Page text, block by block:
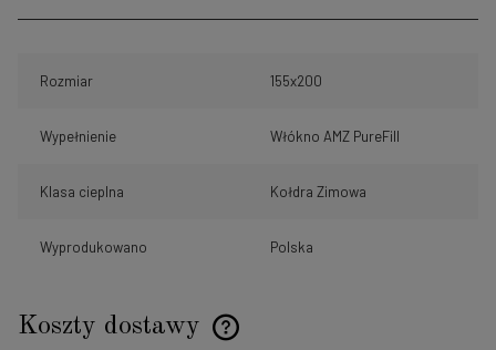
Rozmiar 155x200
Wypełnienie Włókno AMZ PureFill
Klasa cieplna Kołdra Zimowa
Wyprodukowano Polska
Koszty dostawy
Cena nie zawiera ewentualnych kosztów płatności